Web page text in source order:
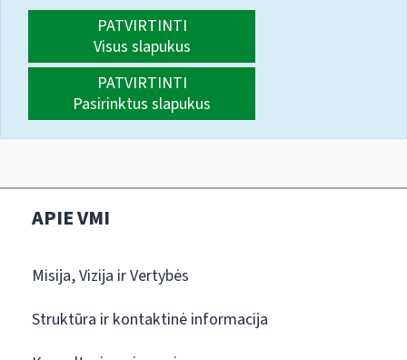
PATVIRTINTI
Visus slapukus
PATVIRTINTI
Pasirinktus slapukus
APIE VMI
Misija, Vizija ir Vertybės
Struktūra ir kontaktinė informacija